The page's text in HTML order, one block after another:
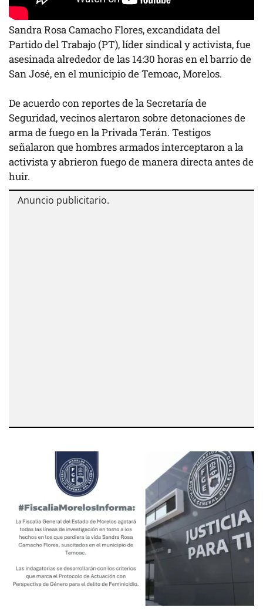
Sandra Rosa Camacho Flores, excandidata del
Partido del Trabajo (PT), líder sindical y activista, fue
asesinada alrededor de las 14:30 horas en el barrio de
San José, en el municipio de Temoac, Morelos.
De acuerdo con reportes de la Secretaría de
Seguridad, vecinos alertaron sobre detonaciones de
arma de fuego en la Privada Terán. Testigos
señalaron que hombres armados interceptaron a la
activista y abrieron fuego de manera directa antes de
huir.